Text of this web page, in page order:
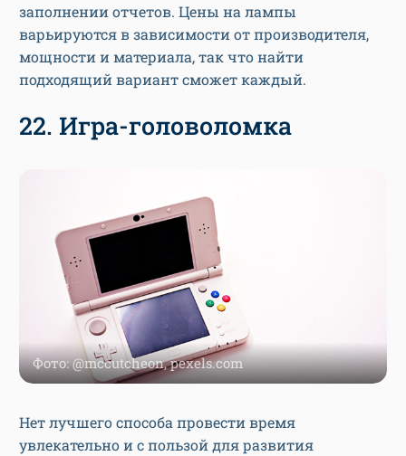
заполнении отчетов. Цены на лампы
варьируются в зависимости от производителя,
мощности и материала, так что найти
подходящий вариант сможет каждый.
22. Игра-головоломка
Фото: @mccutcheon, pexels.com
Нет лучшего способа провести время
увлекательно и с пользой для развития